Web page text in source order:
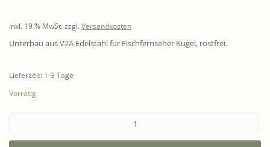
inkl. 19 % MwSt. zzgl. Versandkosten
Unterbau aus V2A Edelstahl für Fischfernseher Kugel, rostfrei.
Lieferzeit: 1-3 Tage
Vorrätig